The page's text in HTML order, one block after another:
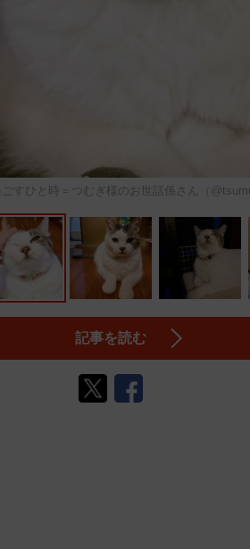
すひと時＝つむぎ様のお世話係さん（
記事を読む